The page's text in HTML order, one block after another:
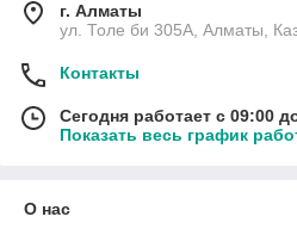
г. Алматы
ул. Толе би 305А, Алматы,
Контакты
Сегодня работает с 09:00
Показать весь график
О нас